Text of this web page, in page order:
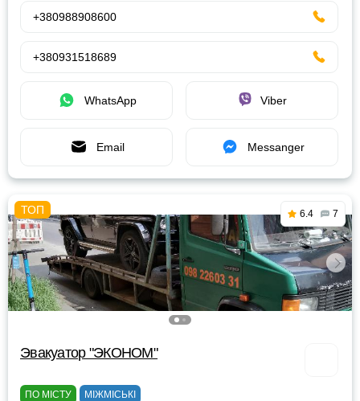
+380988908600
+380931518689
WhatsApp Viber
Email Messanger
6.4 7
Эвакуатор "ЭКОНОМ"
ПО МІСТУ МІЖМІСЬКІ